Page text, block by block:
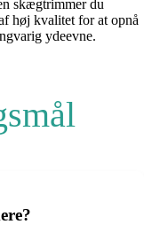
skægtrimmer du
høj kvalitet for at opnå
ydeevne.